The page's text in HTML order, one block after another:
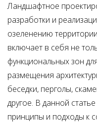
Ландшафтное
разработки и
озеленению
включает в себя не
функциональных зон
размещения
беседки, перголы,
другое. В данной
принципы и подходы к